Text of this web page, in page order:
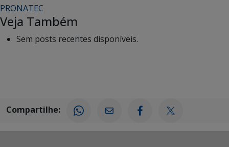
PRONATEC
Veja Também
Sem posts recentes disponíveis.
Compartilhe: